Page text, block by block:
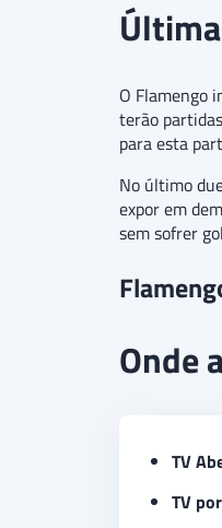
O Flamengo
terão
para esta
No último
expor em
sem sofrer
Onde
TV
TV